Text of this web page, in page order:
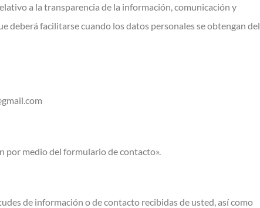
a la transparencia de la información, comunicación y
deberá facilitarse cuando los datos personales se obtengan del
por medio del formulario de contacto».
de información o de contacto recibidas de usted, así como